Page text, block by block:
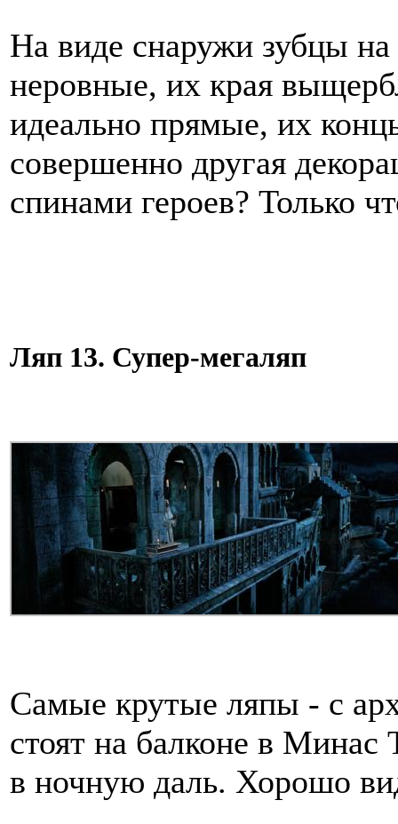
На виде снаружи зубцы на
неровные, их края
идеально прямые, их
совершенно другая
спинами героев? Только
Ляп 13. Супер-мегаляп
Самые крутые ляпы - с
стоят на балконе в Минас
в ночную даль. Хорошо